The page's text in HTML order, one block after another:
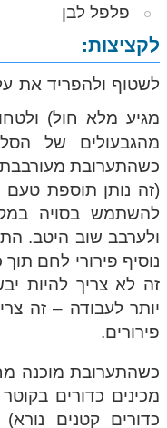
פלפל לבן
לקציצות:
לשטוף ולהפריד את
מגיע מלא חול)
מהגבעולים של
(זה נותן תוספת
להשתמש בסויה
ולערבב שוב היטב.
נוסיף פירורי לחם
זה לא צריך להיות
יותר לעבודה – זה
פירורים.
כדורים קטנים